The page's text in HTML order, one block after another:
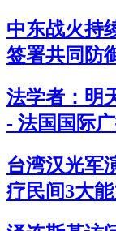
中东战火持
签署共同防
法学者：明
- 法国国际
台湾汉光军
疗民间3大